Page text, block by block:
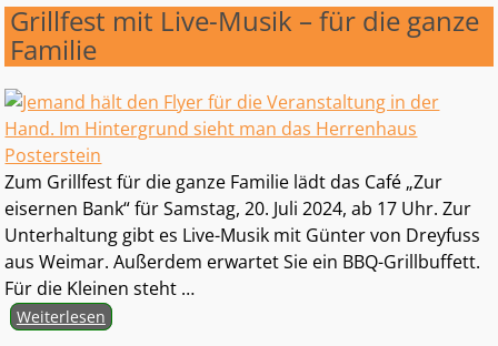
Grillfest mit Live-Musik – für die ganze
Familie
Zum Grillfest für die ganze Familie lädt das Café „Zur
eisernen Bank“ für Samstag, 20. Juli 2024, ab 17 Uhr. Zur
Unterhaltung gibt es Live-Musik mit Günter von Dreyfuss
aus Weimar. Außerdem erwartet Sie ein BBQ-Grillbuffett.
Für die Kleinen steht …
Weiterlesen